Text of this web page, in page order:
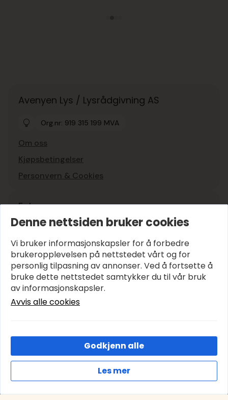
Avenyen Lys / Lysrådgivning AS
Org.nr: 919 315 199 MVA
Om oss
Kjøpsbetingelser
Personvern & Cookies
Følg oss
Instagram
Facebook
Google-vurdering
5
Denne nettsiden bruker cookies
Vi bruker informasjonskapsler for å forbedre
brukeropplevelsen på nettstedet vårt og for
personlig tilpasning av annonser. Ved å fortsette å
bruke dette nettstedet samtykker du til vår bruk
av informasjonskapsler.
Avvis alle cookies
Les mer
Godkjenn alle
Cookies